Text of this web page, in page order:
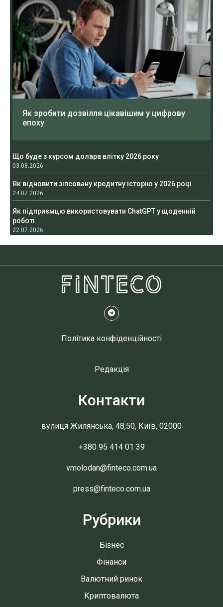
Як зробити дозвілля цікавішим у цифрову
епоху
Що буде з курсом долара влітку 2026 року
03.08.2026
Як відновити зіпсовану кредитну історію у 2026 році
24.07.2026
Як підприємцю використовувати ChatGPT у щоденній
роботі
22.07.2026
Політика конфіденційності
Редакція
Контакти
вулиця Жилянська, 48,50, Київ, 02000
+380 95 414 01 39
vmolodan@finteco.com.ua
press@finteco.com.ua
Рубрики
Бізнес
Фінанси
Валютний ринок
Криптовалюта